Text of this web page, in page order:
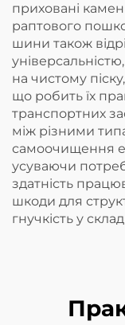
приховані
раптового
шини також
на чистому
що робить їх
транспортних
між різними
самоочищення
усуваючи
здатність
шкоди для
гнучкість у